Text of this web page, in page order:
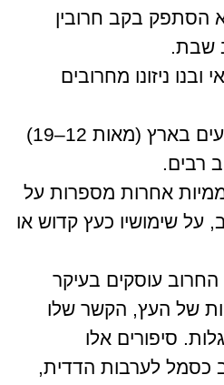
הסתפק בקב חרובין
שבת.
ובנו ניזונו מחרובים
גם בספרות הנוסעים בארץ (מאות 12–19)
רבים.
אחרות מספרות על
על שימושיו כעץ קדוש או
החרוב עוסקים בעיקר
של העץ, הקשר שלו
סיפורים אלו
כסמל לערבות הדדית,